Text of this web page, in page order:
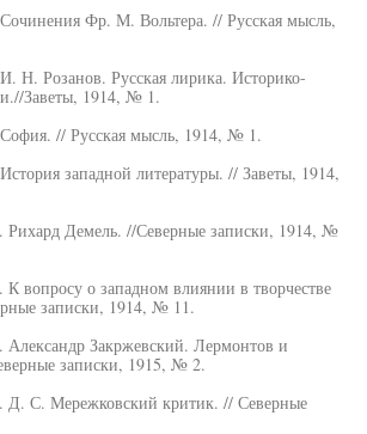
Фр. М. Вольтера. // Русская мысль,
Н. Розанов. Русская лирика. Историко-
Заветы, 1914, № 1.
// Русская мысль, 1914, № 1.
западной литературы. // Заветы, 1914,
Демель. //Северные записки, 1914, №
вопросу о западном влиянии в творчестве
записки, 1914, № 11.
Закржевский. Лермонтов и
записки, 1915, № 2.
Д. С. Мережковский критик. // Северные